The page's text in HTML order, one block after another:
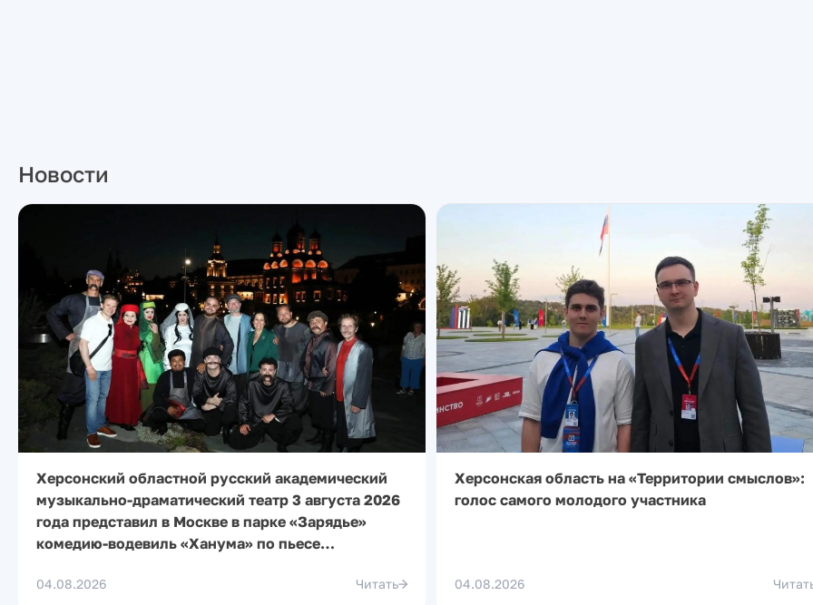
Новости
Херсонский областной русский академический
музыкально-драматический театр 3 августа 2026
года представил в Москве в парке «Зарядье»
комедию-водевиль «Ханума» по пьесе…
04.08.2026 Читать
Херсонская область на «Территории смыслов»:
голос самого молодого участника
04.08.2026